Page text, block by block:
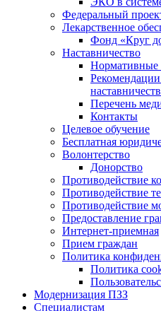
Федеральный
Лекарственное
Фонд «Круг
Наставничество
Нормативные
Перечень
Контакты
Целевое обучение
Бесплатная
Волонтерство
Донорство
Противодействие
Противодействие
Противодействие
Предоставление
Интернет-приемная
Прием граждан
Политика
Политика
Модернизация ПЗЗ
Специалистам